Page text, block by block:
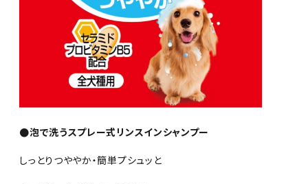
●泡で洗うスプレー式リンスインシャンプー
しっとりつややか・簡単プシュッと